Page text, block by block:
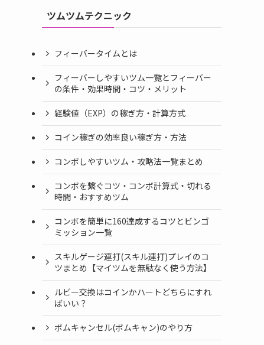
ツムツムテクニック
フィーバータイムとは
フィーバーしやすいツム一覧とフィーバー
の条件・効果時間・コツ・メリット
経験値（EXP）の稼ぎ方・計算方式
コイン稼ぎの効率良い稼ぎ方・方法
コンボしやすいツム・攻略法一覧まとめ
コンボを繋ぐコツ・コンボ計算式・切れる
時間・おすすめツム
コンボを簡単に160達成するコツとビンゴ
ミッション一覧
スキルゲージ連打(スキル連打)プレイのコ
ツまとめ【マイツムを無駄なく使う方法】
ルビー交換はコインかハートどちらにすれ
ばいい？
ボムキャンセル(ボムキャン)のやり方